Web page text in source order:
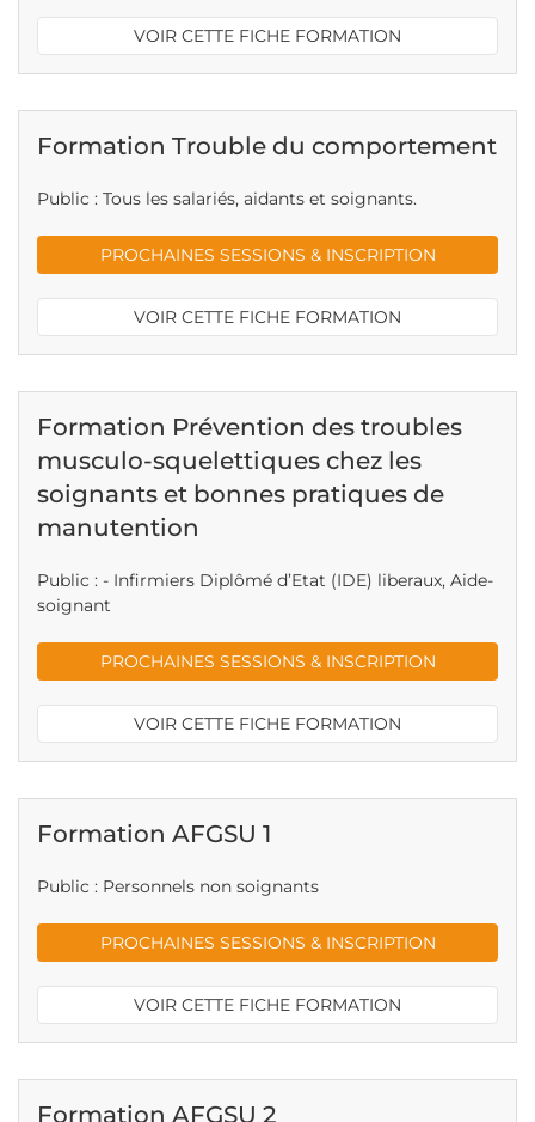
VOIR CETTE FICHE FORMATION
Formation Trouble du comportement
Public : Tous les salariés, aidants et soignants.
PROCHAINES SESSIONS & INSCRIPTION
VOIR CETTE FICHE FORMATION
Formation Prévention des troubles
musculo-squelettiques chez les
soignants et bonnes pratiques de
manutention
Public : - Infirmiers Diplômé d’Etat (IDE) liberaux, Aide-
soignant
PROCHAINES SESSIONS & INSCRIPTION
VOIR CETTE FICHE FORMATION
Formation AFGSU 1
Public : Personnels non soignants
PROCHAINES SESSIONS & INSCRIPTION
VOIR CETTE FICHE FORMATION
Formation AFGSU 2